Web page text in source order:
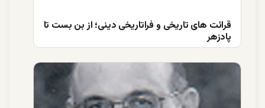
قرائت های تاریخی و فراتاریخی دینی؛ از بن بست تا
پادزهر